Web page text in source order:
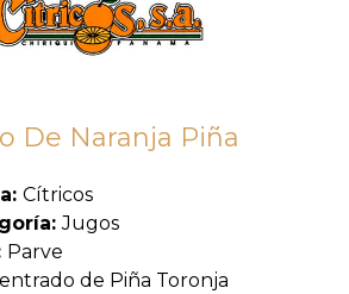
De Naranja Piña
Cítricos
Jugos
Parve
de Piña Toronja